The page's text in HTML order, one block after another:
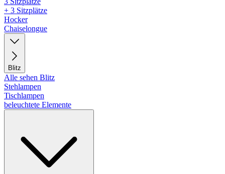
+ 3 Sitzplätze
Hocker
Chaiselongue
Blitz
Alle sehen Blitz
Stehlampen
Tischlampen
beleuchtete Elemente